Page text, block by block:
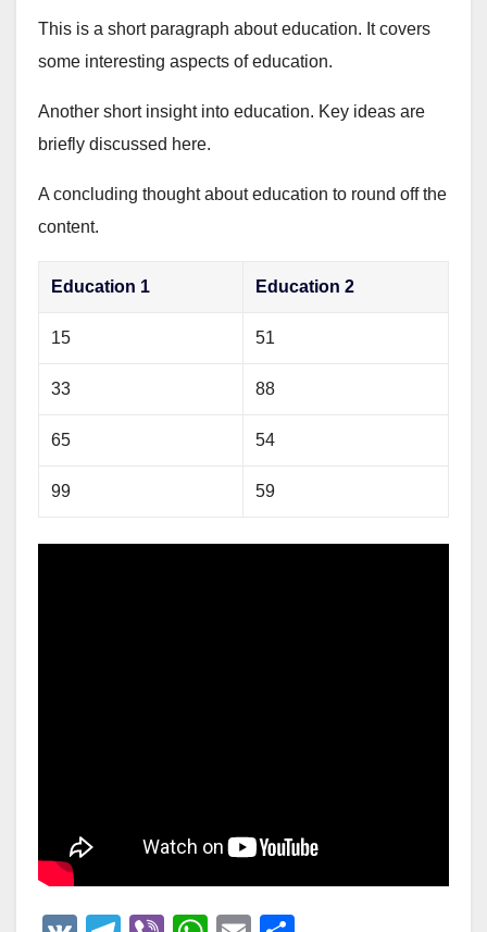
This is a short paragraph about education. It covers
some interesting aspects of education.
Another short insight into education. Key ideas are
briefly discussed here.
A concluding thought about education to round off the
content.
Education 1 Education 2
15 51
33 88
65 54
99 59